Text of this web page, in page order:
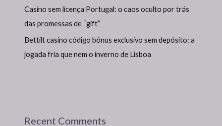
Casino sem licença Portugal: o caos oculto por trás
das promessas de “gift”
Bettilt casino código bónus exclusivo sem depósito: a
jogada fria que nem o inverno de Lisboa
Recent Comments